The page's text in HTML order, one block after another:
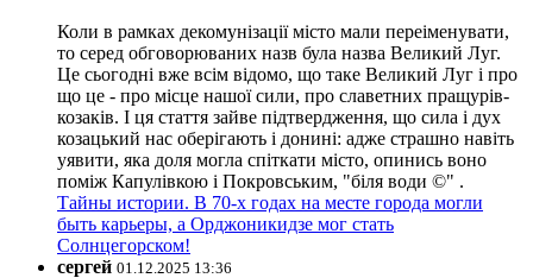
Коли в рамках декомунізації місто мали переіменувати,
то серед обговорюваних назв була назва Великий Луг.
Це сьогодні вже всім відомо, що таке Великий Луг і про
що це - про місце нашої сили, про славетних пращурів-
козаків. І ця стаття зайве підтвердження, що сила і дух
козацький нас оберігають і донині: адже страшно навіть
уявити, яка доля могла спіткати місто, опинись воно
поміж Капулівкою і Покровським, "біля води ©" .
Тайны истории. В 70-х годах на месте города могли
быть карьеры, а Орджоникидзе мог стать
Солнцегорском!
сергей 01.12.2025 13:36